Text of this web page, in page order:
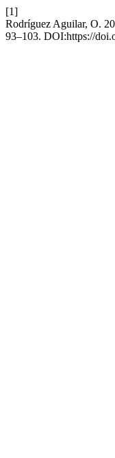
[1]
Rodríguez Aguilar, O.
93–103. DOI:https://